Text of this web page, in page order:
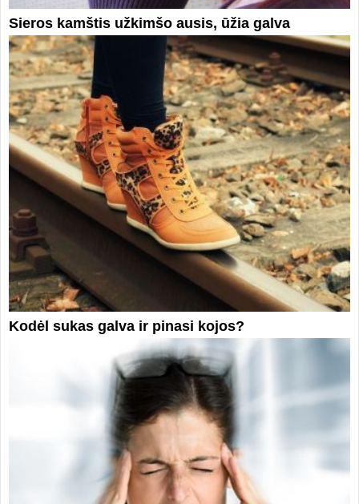
Sieros kamštis užkimšo ausis, ūžia galva
Kodėl sukas galva ir pinasi kojos?